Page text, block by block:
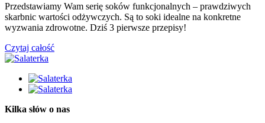
Przedstawiamy Wam serię soków funkcjonalnych – prawdziwych
skarbnic wartości odżywczych. Są to soki idealne na konkretne
wyzwania zdrowotne. Dziś 3 pierwsze przepisy!
Czytaj całość
Kilka słów o nas